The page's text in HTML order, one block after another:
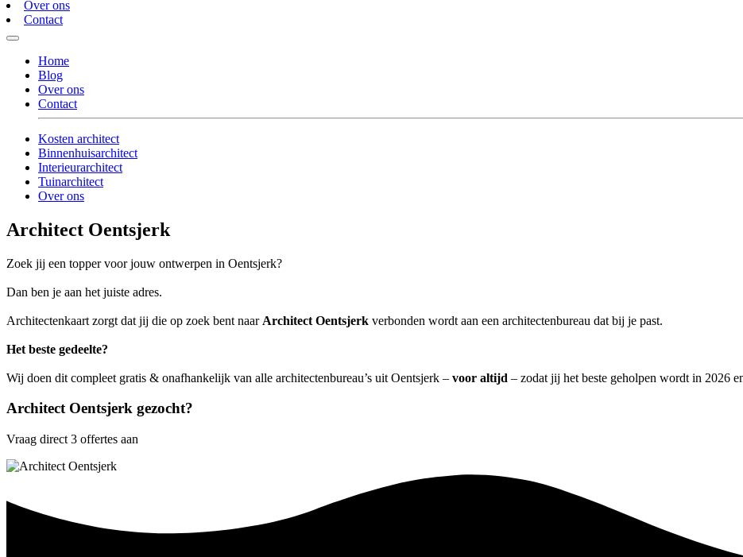
Over ons
Contact
Home
Blog
Over ons
Contact
Kosten architect
Binnenhuisarchitect
Interieurarchitect
Tuinarchitect
Over ons
Architect Oentsjerk
Zoek jij een topper voor jouw ontwerpen in Oentsjerk?
Dan ben je aan het juiste adres.
Architectenkaart zorgt dat jij die op zoek bent naar Architect Oentsjerk verbonden wordt aan een architectenbureau dat bij je past.
Het beste gedeelte?
Wij doen dit compleet gratis & onafhankelijk van alle architectenbureau’s uit Oentsjerk – voor altijd – zodat jij het beste geholpen wordt in 2026
Architect Oentsjerk gezocht?
Vraag direct 3 offertes aan